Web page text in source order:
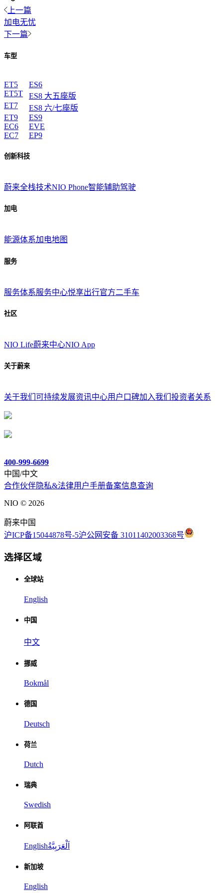
上一篇
加电无忧
下一篇
车型
ET5
ET5T
ET7
ET9
EC6
EC7
ES6
ES8 大五座版
ES8 六/七座版
ES9
EVE
EP9
创新科技
蔚来全栈技术NIO Phone智能辅助驾驶
加电
能源体系加电地图
服务
服务体系服务中心悦享出行官方二手车
社区
NIO Life蔚来中心NIO App
关于蔚来
关于我们 可持续发展资讯中心用户口碑加入我们 投资者关系
400-999-6699
中国/中文
合作伙伴隐私&法律用户手册备案信息查询
NIO © 2026
蔚来中国
沪ICP备15044878号-5沪公网安备 31011402003368号
选择区域
全球站
English
中国
中文
挪威
Bokmål
德国
Deutsch
荷兰
Dutch
瑞典
Swedish
阿联酋
Englishاَلْعَرَبِيَّةُ
新加坡
English